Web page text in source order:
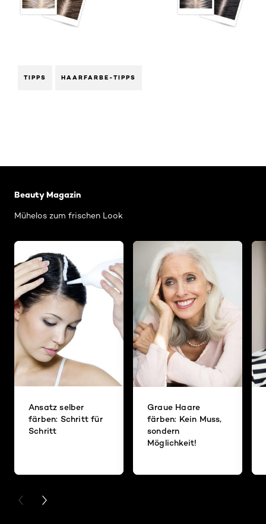
TIPPS HAARFARBE-TIPPS
Beauty Magazin
Mühelos zum frischen Look
Ansatz selber
färben: Schritt für
Schritt
Graue Haare
färben: Kein Muss,
sondern
Möglichkeit!
PREVIOUS CARD
NEXT CARD